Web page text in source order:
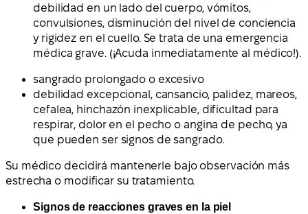
debilidad en un lado del cuerpo, vómitos,
convulsiones, disminución del nivel de conciencia
y rigidez en el cuello. Se trata de una emergencia
médica grave. (¡Acuda inmediatamente al médico!).
sangrado prolongado o excesivo
debilidad excepcional, cansancio, palidez, mareos,
cefalea, hinchazón inexplicable, dificultad para
respirar, dolor en el pecho o angina de pecho, ya
que pueden ser signos de sangrado.
Su médico decidirá mantenerle bajo observación más
estrecha o modificar su tratamiento.
Signos de reacciones graves en la piel